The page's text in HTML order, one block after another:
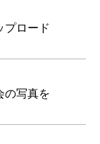
プロード
の写真を